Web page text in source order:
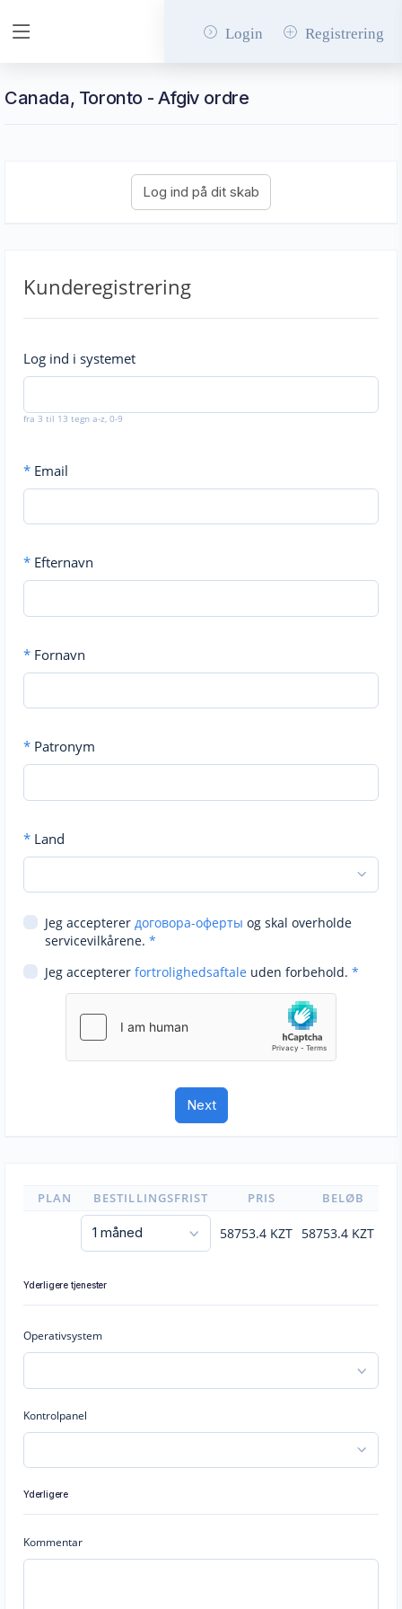
Login Registrering
Canada, Toronto - Afgiv ordre
Kunderegistrering
Log ind i systemet
fra 3 til 13 tegn a-z, 0-9
* Email
* Efternavn
* Fornavn
* Patronym
* Land
Jeg accepterer договора-оферты og skal overholde
servicevilkårene. *
Jeg accepterer fortrolighedsaftale uden forbehold. *
PLAN BESTILLINGSFRIST PRIS BELØB
58753.4 KZT 58753.4 KZT
Yderligere tjenester
Operativsystem
Kontrolpanel
Yderligere
Kommentar